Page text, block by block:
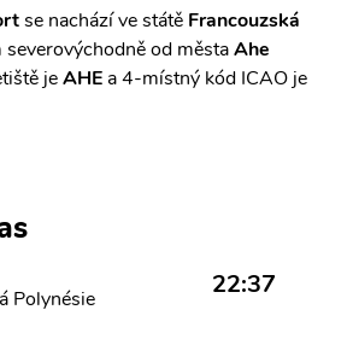
se nachází ve státě Francouzská
severovýchodně od městaAhe
jeAHE a 4-místný kód ICAO je
Polynésie
22:37